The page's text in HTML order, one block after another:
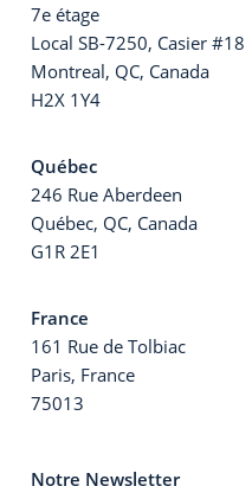
7e étage
Local SB-7250, Casier #18
Montreal, QC, Canada
H2X 1Y4
Québec
246 Rue Aberdeen
Québec, QC, Canada
G1R 2E1
France
161 Rue de Tolbiac
Paris, France
75013
Notre Newsletter